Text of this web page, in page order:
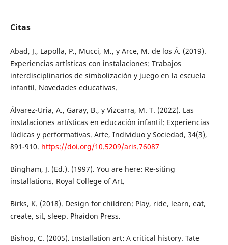
Citas
Abad, J., Lapolla, P., Mucci, M., y Arce, M. de los Á. (2019).
Experiencias artísticas con instalaciones: Trabajos
interdisciplinarios de simbolización y juego en la escuela
infantil. Novedades educativas.
Álvarez-Uria, A., Garay, B., y Vizcarra, M. T. (2022). Las
instalaciones artísticas en educación infantil: Experiencias
lúdicas y performativas. Arte, Individuo y Sociedad, 34(3),
891-910. https://doi.org/10.5209/aris.76087
Bingham, J. (Ed.). (1997). You are here: Re-siting
installations. Royal College of Art.
Birks, K. (2018). Design for children: Play, ride, learn, eat,
create, sit, sleep. Phaidon Press.
Bishop, C. (2005). Installation art: A critical history. Tate